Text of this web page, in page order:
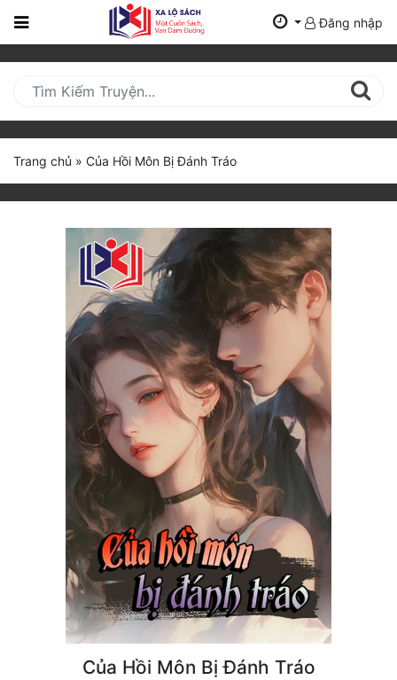
Trang
Mới
Cập
Nhật
(current)
Truyện Mới Ra
Truyện Convert
Truyện Dịch
Truyện Nhập Môn
Truyện ngắn
Đăng nhập
Trang chủ » Của Hồi Môn Bị Đánh Tráo
Của Hồi Môn Bị Đánh Tráo